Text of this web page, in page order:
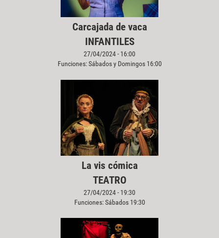
Carcajada de vaca
INFANTILES
27/04/2024 - 16:00
Funciones: Sábados y Domingos 16:00
La vis cómica
TEATRO
27/04/2024 - 19:30
Funciones: Sábados 19:30